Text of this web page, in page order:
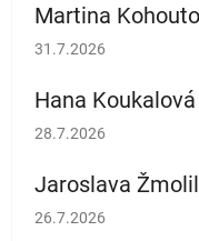
Martina
Hodnocení obchodu
31.7.2026
Hana Koukalová
Hodnocení obchodu
28.7.2026
Jaroslava
Hodnocení obchodu
26.7.2026